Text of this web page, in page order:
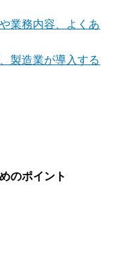
業務内容、よくあ
製造業が導入する
のポイント